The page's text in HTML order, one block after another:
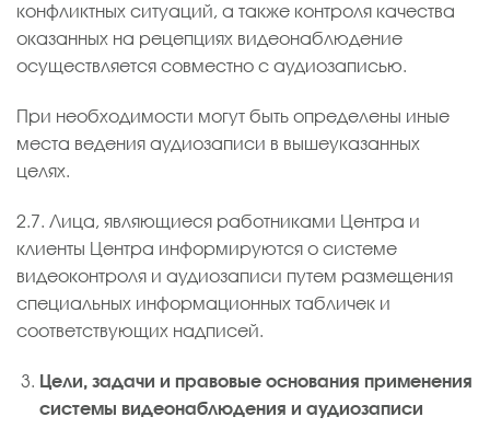
конфликтных ситуаций, а также контроля качества
оказанных на рецепциях видеонаблюдение
осуществляется совместно с аудиозаписью.
При необходимости могут быть определены иные
места ведения аудиозаписи в вышеуказанных
целях.
2.7. Лица, являющиеся работниками Центра и
клиенты Центра информируются о системе
видеоконтроля и аудиозаписи путем размещения
специальных информационных табличек и
соответствующих надписей.
Цели, задачи и правовые основания применения
системы видеонаблюдения и аудиозаписи